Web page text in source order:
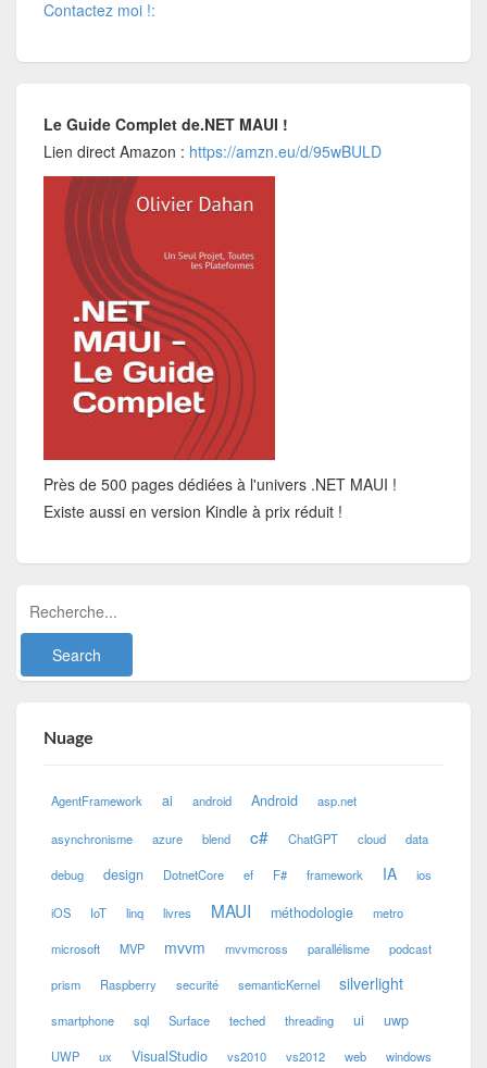
Contactez moi !:
Le Guide Complet de.NET MAUI !
Lien direct Amazon : https://amzn.eu/d/95wBULD
Près de 500 pages dédiées à l'univers .NET MAUI !
Existe aussi en version Kindle à prix réduit !
Nuage
AgentFramework ai android Android asp.net
asynchronisme azure blend c# ChatGPT cloud data
debug design DotnetCore ef F# framework IA ios
iOS IoT linq livres MAUI méthodologie metro
microsoft MVP mvvm mvvmcross parallélisme podcast
prism Raspberry securité semanticKernel silverlight
smartphone sql Surface teched threading ui uwp
UWP ux VisualStudio vs2010 vs2012 web windows